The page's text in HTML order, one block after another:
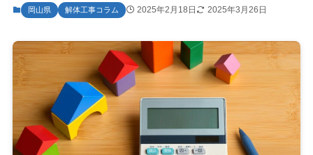
岡山県 解体工事コラム 2025年2月18日 2025年3月26日